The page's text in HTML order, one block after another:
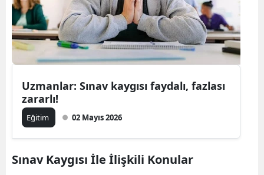
Uzmanlar: Sınav kaygısı faydalı, fazlası
zararlı!
Eğitim 02 Mayıs 2026
Sınav Kaygısı İle İlişkili Konular